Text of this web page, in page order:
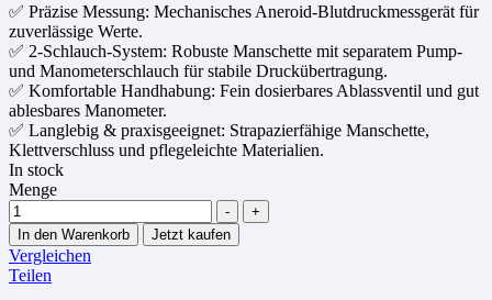
✅ Präzise Messung: Mechanisches Aneroid-Blutdruckmessgerät für
zuverlässige Werte.
✅ 2-Schlauch-System: Robuste Manschette mit separatem Pump-
und Manometerschlauch für stabile Druckübertragung.
✅ Komfortable Handhabung: Fein dosierbares Ablassventil und gut
ablesbares Manometer.
✅ Langlebig & praxisgeeignet: Strapazierfähige Manschette,
Klettverschluss und pflegeleichte Materialien.
In stock
Menge
-
+
In den Warenkorb
Jetzt kaufen
Vergleichen
Teilen